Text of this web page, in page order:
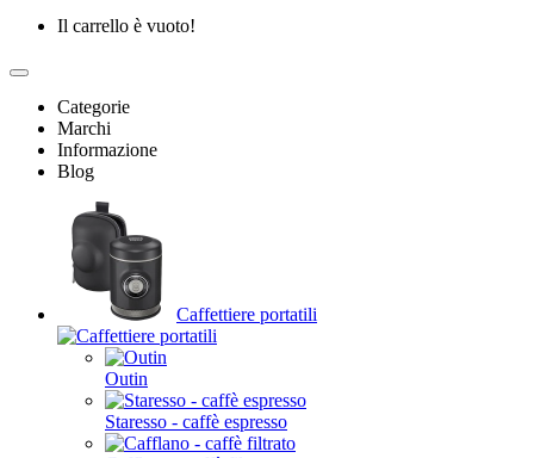
Il carrello è vuoto!
Categorie
Marchi
Informazione
Blog
Caffettiere portatili
Outin
Staresso - caffè espresso